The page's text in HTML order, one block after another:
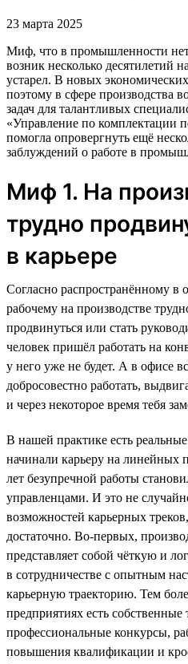
23 марта 2025
Миф, что в промышленности нет
возник несколько десятилетий
устарел. В новых
поэтому в сфере производства
задач для талантливых
«Управление по
помогла опровергнуть ещё
заблуждений о работе в
Миф 1. На
трудно
в карьере
Согласно распространённому в
рабочему на производстве
продвинуться или стать
человек пришёл работать на
у него уже не будет. А в офисе
добросовестно работать,
и через некоторое время тебя
В нашей практике есть
начинали карьеру на линейных
лет безупречной работы
управленцами. И это не
возможностей карьерных
достаточно. Во-первых,
представляет собой чёткую и
в сотрудничестве с опытным
карьерную траекторию. Тем
предприятиях есть
профессиональные конкурсы,
повышения квалификации и